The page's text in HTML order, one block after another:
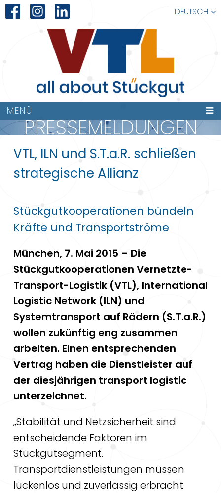
DEUTSCH
MENÜ
PRESSEMELDUNGEN
VTL, ILN und S.T.a.R. schließen
strategische Allianz
Stückgutkooperationen bündeln
Kräfte und Transportströme
München, 7. Mai 2015 – Die
Stückgutkooperationen Vernetzte-
Transport-Logistik (VTL), International
Logistic Network (ILN) und
Systemtransport auf Rädern (S.T.a.R.)
wollen zukünftig eng zusammen
arbeiten. Einen entsprechenden
Vertrag haben die Dienstleister auf
der diesjährigen transport logistic
unterzeichnet.
„Stabilität und Netzsicherheit sind
entscheidende Faktoren im
Stückgutsegment.
Transportdienstleistungen müssen
lückenlos und zuverlässig erbracht